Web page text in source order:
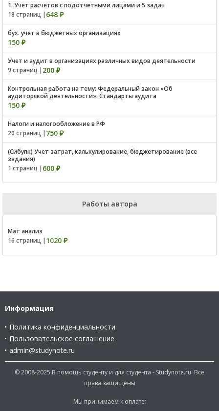
1. Учет расчетов с подотчетными лицами и 5 задач
18 страниц | 648 ₽
бух. учет в бюджетных организациях
150 ₽
Учет и аудит в организациях различных видов деятельности
9 страниц | 200 ₽
Контрольная работа на тему: Федеральный закон «Об
аудиторской деятельности». Стандарты аудита
150 ₽
Налоги и налогообложение в РФ
20 страниц | 750 ₽
(Сибупк) Учет затрат, калькулирование, бюджетирование (все
задания)
1 страниц | 600 ₽
Работы автора
Мат анализ
16 страниц | 1020 ₽
Информация
Политика конфиденциальности
Пользовательское соглашение
admin@studynote.ru
© 2008-2025 В помощь студенту и для студента - Studynote.ru. Все
права защищены
Мы принимаем к оплате: